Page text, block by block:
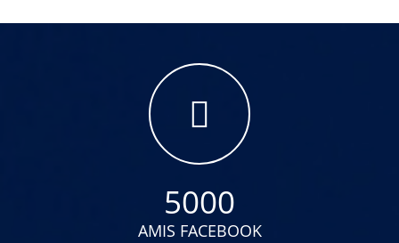
5000
AMIS FACEBOOK